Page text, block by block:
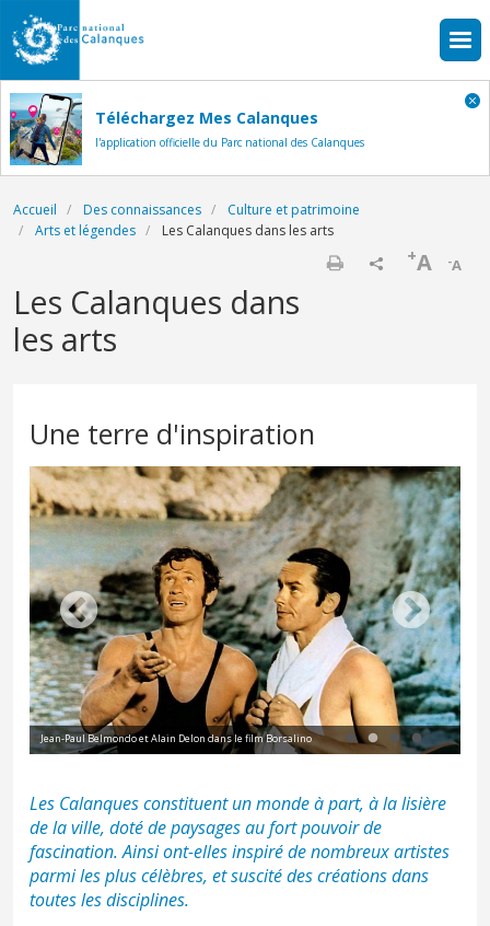
Aller au contenu principal
Téléchargez Mes Calanques
l'application officielle du Parc national des Calanques
Fil d'Ariane
Accueil Des connaissances
Culture et patrimoine
Arts et légendes
Les Calanques dans les arts
-A
+A
Les Calanques dans
les arts
Une terre d'inspiration
Jean-Paul Belmondo et Alain Delon dans le film Borsalino
Les Calanques constituent un monde à part, à la lisière
de la ville, doté de paysages au fort pouvoir de
fascination. Ainsi ont-elles inspiré de nombreux artistes
parmi les plus célèbres, et suscité des créations dans
toutes les disciplines.